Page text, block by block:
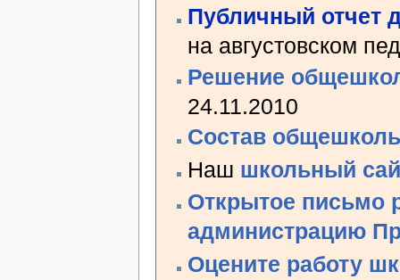
Публичный отчет
на августовском
Решение
24.11.2010
Состав
Наш школьный
Открытое письмо
администрацию
Оцените работу